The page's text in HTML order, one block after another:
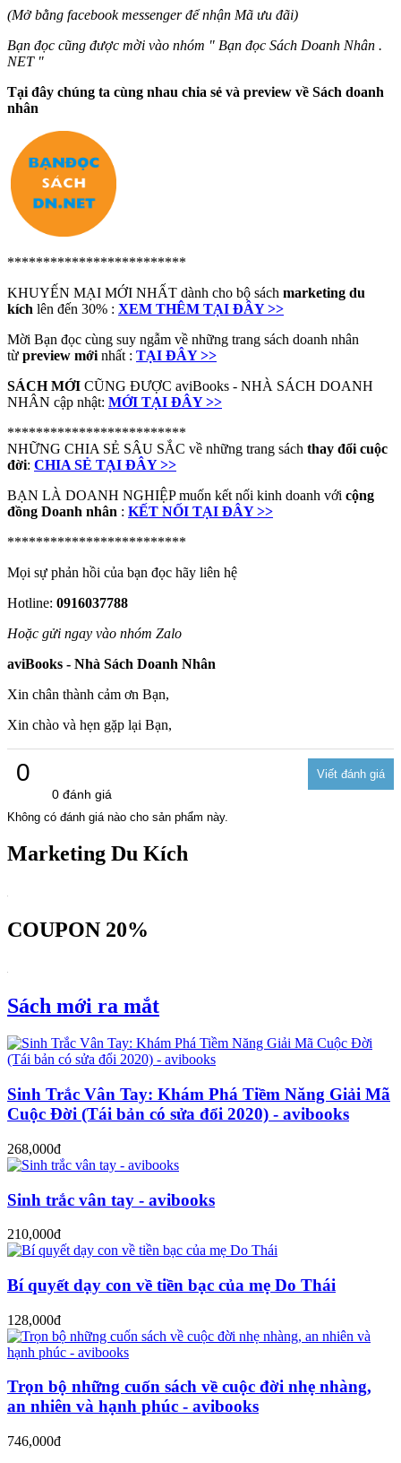
(Mở bằng facebook messenger để nhận Mã ưu đãi)
Bạn đọc cũng được mời vào nhóm " Bạn đọc Sách Doanh Nhân .
NET "
Tại đây chúng ta cùng nhau chia sẻ và preview về Sách doanh
nhân
*************************
KHUYẾN MẠI MỚI NHẤT dành cho bộ sách marketing du
kích lên đến 30% : XEM THÊM TẠI ĐÂY >>
Mời Bạn đọc cùng suy ngẫm về những trang sách doanh nhân
từ preview mới nhất : TẠI ĐÂY >>
SÁCH MỚI CŨNG ĐƯỢC aviBooks - NHÀ SÁCH DOANH
NHÂN cập nhật: MỚI TẠI ĐÂY >>
*************************
NHỮNG CHIA SẺ SÂU SẮC về những trang sách thay đổi cuộc
đời: CHIA SẺ TẠI ĐÂY >>
BẠN LÀ DOANH NGHIỆP muốn kết nối kinh doanh với cộng
đồng Doanh nhân : KẾT NỐI TẠI ĐÂY >>
*************************
Mọi sự phản hồi của bạn đọc hãy liên hệ
Hotline: 0916037788
Hoặc gửi ngay vào nhóm Zalo
aviBooks - Nhà Sách Doanh Nhân
Xin chân thành cảm ơn Bạn,
Xin chào và hẹn gặp lại Bạn,
0
0 đánh giá
Không có đánh giá nào cho sản phẩm này.
Marketing Du Kích
COUPON 20%
Sách mới ra mắt
Sinh Trắc Vân Tay: Khám Phá Tiềm Năng Giải Mã
Cuộc Đời (Tái bản có sửa đổi 2020) - avibooks
268,000đ
Sinh trắc vân tay - avibooks
210,000đ
Bí quyết dạy con về tiền bạc của mẹ Do Thái
128,000đ
Trọn bộ những cuốn sách về cuộc đời nhẹ nhàng,
an nhiên và hạnh phúc - avibooks
746,000đ